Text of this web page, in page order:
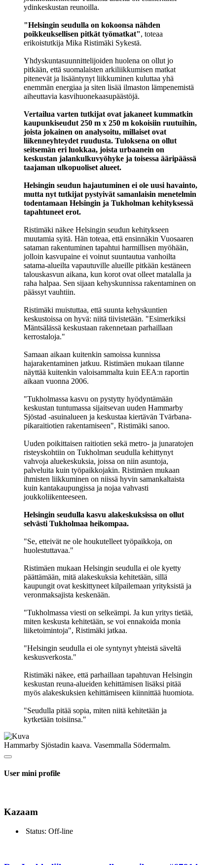
ydinkeskustan reunoilla.
"Helsingin seudulla on kokoonsa nähden
poikkeuksellisen pitkät työmatkat", toteaa
erikoistutkija Mika Ristimäki Sykestä.
Yhdyskuntasuunnittelijoiden huolena on ollut jo
pitkään, että suomalaisten arkiliikkumisen matkat
pitenevät ja lisääntynyt liikkuminen kuluttaa yhä
enemmän energiaa ja siten lisää ilmaston lämpenemistä
aiheuttavia kasvihuonekaasupäästöjä.
Vertailua varten tutkijat ovat jakaneet kummatkin
kaupunkiseudut 250 m x 250 m kokoisiin ruutuihin,
joista jokainen on analysoitu, millaiset ovat
liikenneyhteydet ruudusta. Tuloksena on ollut
seitsemän eri luokkaa, joista urbaanein on
keskustan jalankulkuvyöhyke ja toisessa ääripäässä
taajaman ulkopuoliset alueet.
Helsingin seudun hajautuminen ei ole uusi havainto,
mutta nyt tutkijat pystyivät samanlaisin menetelmin
todentamaan Helsingin ja Tukholman kehityksessä
tapahtuneet erot.
Ristimäki näkee Helsingin seudun kehitykseen
muutamia syitä. Hän toteaa, että ensinnäkin Vuosaaren
sataman rakentuminen tapahtui harmillisen myöhään,
jolloin kasvupaine ei voinut suuntautua vanhoilta
satama-alueilta vapautuville alueille pitkään kestäneen
talouskasvun aikana, kun korot ovat olleet matalalla ja
raha halpaa. Sen sijaan kehyskunnissa rakentaminen on
päässyt vauhtiin.
Ristimäki muistuttaa, että suunta kehyskuntien
keskustoissa on hyvä: niitä tiivistetään. "Esimerkiksi
Mäntsälässä keskustaan rakennetaan parhaillaan
kerrostaloja."
Samaan aikaan kuitenkin samoissa kunnissa
hajarakentaminen jatkuu. Ristimäen mukaan tilanne
näyttää kuitenkin valoisammalta kuin EEA:n raportin
aikaan vuonna 2006.
"Tukholmassa kasvu on pystytty hyödyntämään
keskustan tuntumassa sijaitsevan uuden Hammarby
Sjöstad -asuinalueen ja keskustaa kiertävän Tvärbana-
pikaraitiotien rakentamiseen", Ristimäki sanoo.
Uuden poikittaisen raitiotien sekä metro- ja junaratojen
risteyskohtiin on Tukholman seudulla kehittynyt
vahvoja aluekeskuksia, joissa on niin asuntoja,
palveluita kuin työpaikkojakin. Ristimäen mukaan
ihmisten liikkuminen on niissä hyvin samankaltaista
kuin kantakaupungissa ja nojaa vahvasti
joukkoliikenteeseen.
Helsingin seudulla kasvu alakeskuksissa on ollut
selvästi Tukholmaa heikompaa.
"Se, etteivät ne ole houkutelleet työpaikkoja, on
huolestuttavaa."
Ristimäen mukaan Helsingin seudulla ei ole kyetty
päättämään, mitä alakeskuksia kehitetään, sillä
kaupungit ovat keskittyneet kilpailemaan yrityksistä ja
veronmaksajista keskenään.
"Tukholmassa viesti on selkeämpi. Ja kun yritys tietää,
miten keskusta kehitetään, se voi ennakoida monia
liiketoimintoja", Ristimäki jatkaa.
"Helsingin seudulla ei ole syntynyt yhteistä säveltä
keskusverkosta."
Ristimäki näkee, että parhaillaan tapahtuvan Helsingin
keskustan reuna-alueiden kehittämisen lisäksi pitää
myös alakeskuksien kehittämiseen kiinnittää huomiota.
"Seudulla pitää sopia, miten niitä kehitetään ja
kytketään toisiinsa."
Hammarby Sjöstadin kaava. Vasemmalla Södermalm.
User mini profile
Kazaam
Status: Off-line